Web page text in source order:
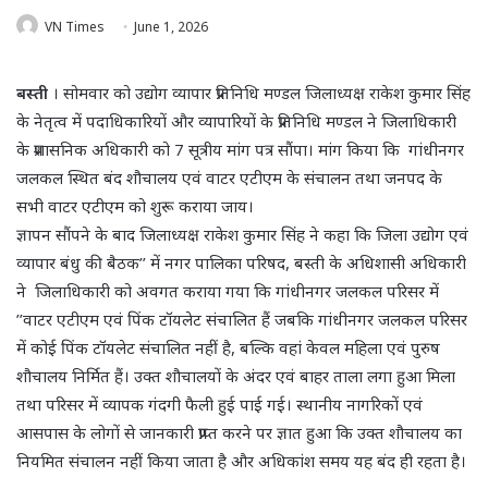
VN Times June 1, 2026
बस्ती । सोमवार को उद्योग व्यापार प्रतिनिधि मण्डल जिलाध्यक्ष राकेश कुमार सिंह
के नेतृत्व में पदाधिकारियों और व्यापारियों के प्रतिनिधि मण्डल ने जिलाधिकारी
के प्रशासनिक अधिकारी को 7 सूत्रीय मांग पत्र सौंपा। मांग किया कि गांधीनगर
जलकल स्थित बंद शौचालय एवं वाटर एटीएम के संचालन तथा जनपद के
सभी वाटर एटीएम को शुरू कराया जाय।
ज्ञापन सौंपने के बाद जिलाध्यक्ष राकेश कुमार सिंह ने कहा कि जिला उद्योग एवं
व्यापार बंधु की बैठक’’ में नगर पालिका परिषद, बस्ती के अधिशासी अधिकारी
ने जिलाधिकारी को अवगत कराया गया कि गांधीनगर जलकल परिसर में
’’वाटर एटीएम एवं पिंक टॉयलेट संचालित हैं जबकि गांधीनगर जलकल परिसर
में कोई पिंक टॉयलेट संचालित नहीं है, बल्कि वहां केवल महिला एवं पुरुष
शौचालय निर्मित हैं। उक्त शौचालयों के अंदर एवं बाहर ताला लगा हुआ मिला
तथा परिसर में व्यापक गंदगी फैली हुई पाई गई। स्थानीय नागरिकों एवं
आसपास के लोगों से जानकारी प्राप्त करने पर ज्ञात हुआ कि उक्त शौचालय का
नियमित संचालन नहीं किया जाता है और अधिकांश समय यह बंद ही रहता है।